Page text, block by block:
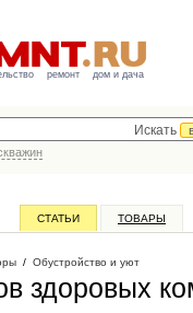
ремонт дом и дача
Искать
СТАТЬИ ТОВАРЫ
/ Обустройство и уют
здоровых